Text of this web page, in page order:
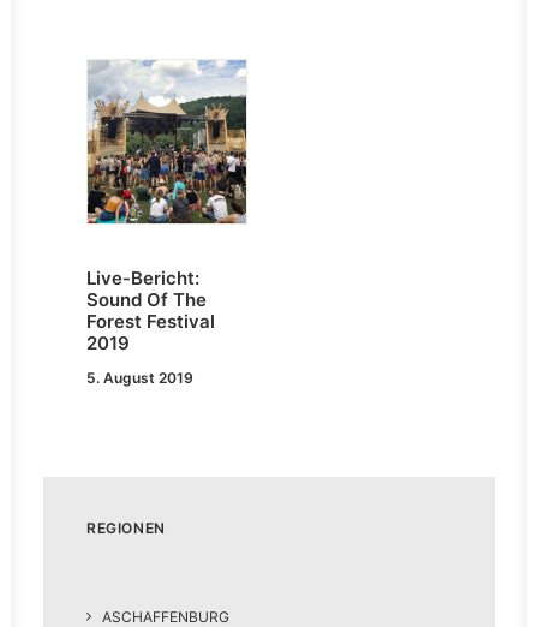
Live-Bericht:
Sound Of The
Forest Festival
2019
5. August 2019
REGIONEN
ASCHAFFENBURG